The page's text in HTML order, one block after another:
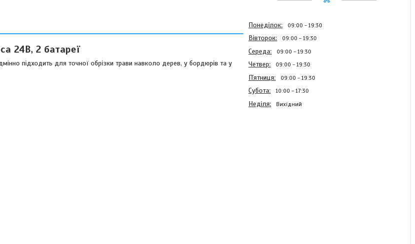
24В, 2 батареї
підходить для точної обрізки трави навколо дерев, у бордюрів та у
Понеділок 09:00 19:30
Вівторок 09:00 19:30
Середа 09:00 19:30
Четвер 09:00 19:30
Пʼятниця 09:00 19:30
Субота 10:00 17:30
Неділя Вихідний